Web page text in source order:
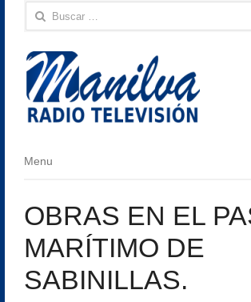
Buscar:
Menu
Menu
OBRAS EN EL
MARÍTIMO DE
SABINILLAS.